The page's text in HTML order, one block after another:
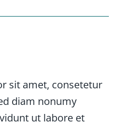
sit amet, consetetur
diam nonumy
ut labore et